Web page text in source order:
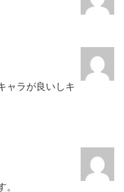
ャラが良いしキ
。